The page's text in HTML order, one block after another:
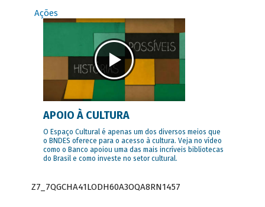
Ações
APOIO À CULTURA
O Espaço Cultural é apenas um dos diversos meios que
o BNDES oferece para o acesso à cultura. Veja no vídeo
como o Banco apoiou uma das mais incríveis bibliotecas
do Brasil e como investe no setor cultural.
Z7_7QGCHA41LODH60A3OQA8RN1457